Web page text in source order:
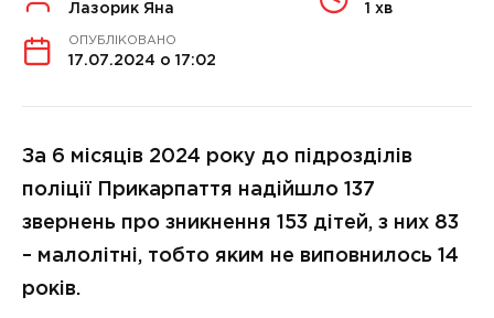
Лазорик Яна 1 хв
ОПУБЛІКОВАНО
17.07.2024 о 17:02
За 6 місяців 2024 року до підрозділів
поліції Прикарпаття надійшло 137
звернень про зникнення 153 дітей, з них 83
– малолітні, тобто яким не виповнилось 14
років.